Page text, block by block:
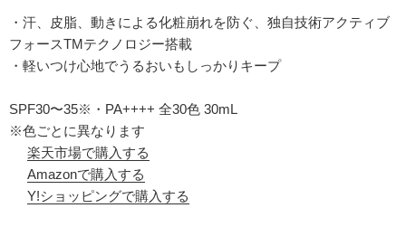
・汗、皮脂、動きによる化粧崩れを防ぐ、独自技術アクティブ
フォースTMテクノロジー搭載
・軽いつけ心地でうるおいもしっかりキープ
SPF30〜35※・PA++++ 全30色 30mL
※色ごとに異なります
楽天市場で購入する
Amazonで購入する
Y!ショッピングで購入する